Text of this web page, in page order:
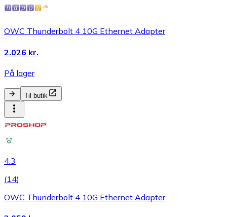
OWC Thunderbolt 4 10G Ethernet Adapter
2.026 kr.
På lager
Til butik
4.3
(14)
OWC Thunderbolt 4 10G Ethernet Adapter